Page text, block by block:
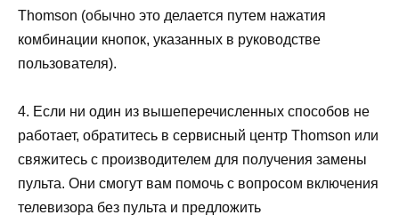
Thomson (обычно это делается путем нажатия
комбинации кнопок, указанных в руководстве
пользователя).
4. Если ни один из вышеперечисленных способов не
работает, обратитесь в сервисный центр Thomson или
свяжитесь с производителем для получения замены
пульта. Они смогут вам помочь с вопросом включения
телевизора без пульта и предложить